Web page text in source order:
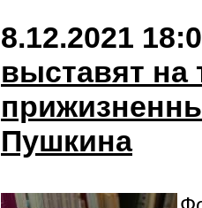
8.12.2021
выставят на
Пушкина